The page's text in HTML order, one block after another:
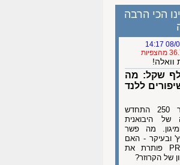
הכי הרבה
08/08/
וואלה!
ב-35 אלף שקל: מה
ללנד
טויוטה לנד קרוזר 250 התחדש
של היבואנית
מה פשר
ובעיקר - האם
חבילת השטח PRO פותרת את
של הקרוזר?